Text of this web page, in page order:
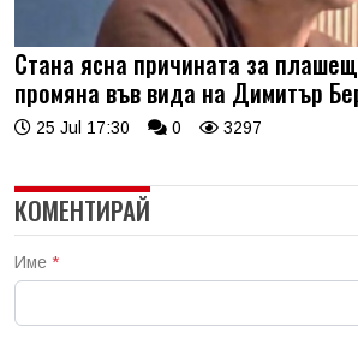
Стана ясна причината за
промяна във вида на Димитър
25 Jul 17:30 0 3297
КОМЕНТИРАЙ
Име *